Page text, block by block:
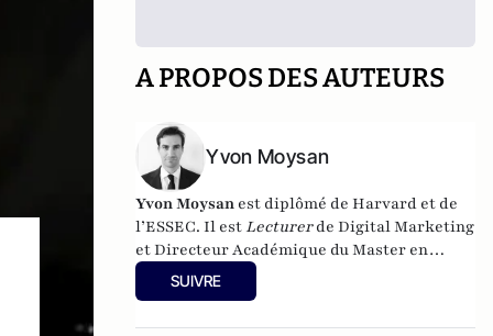
A PROPOS DES AUTEURS
Yvon Moysan
Yvon Moysan est diplômé de Harvard et de
l’ESSEC. Il est Lecturerde Digital Marketing
et Directeur Académique du Master en
Apprentissage Digital Marketing et
Innovation à l’IESEG School of Management.
SUIVRE